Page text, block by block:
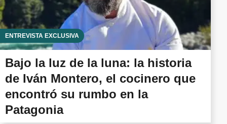
ENTREVISTA EXCLUSIVA
Bajo la luz de la luna: la historia
de Iván Montero, el cocinero que
encontró su rumbo en la
Patagonia